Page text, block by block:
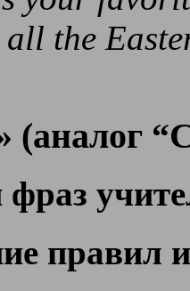
all the
(аналог
правил